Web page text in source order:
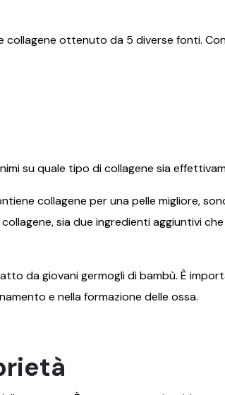
collagene ottenuto da 5 diverse fonti.
su quale tipo di collagene sia
collagene per una pelle migliore,
sia due ingredienti aggiuntivi
da giovani germogli di bambù. È
e nella formazione delle ossa.
10% popusta na
kupnju
danas ostvarite ekskluzivan pristup
Prijava